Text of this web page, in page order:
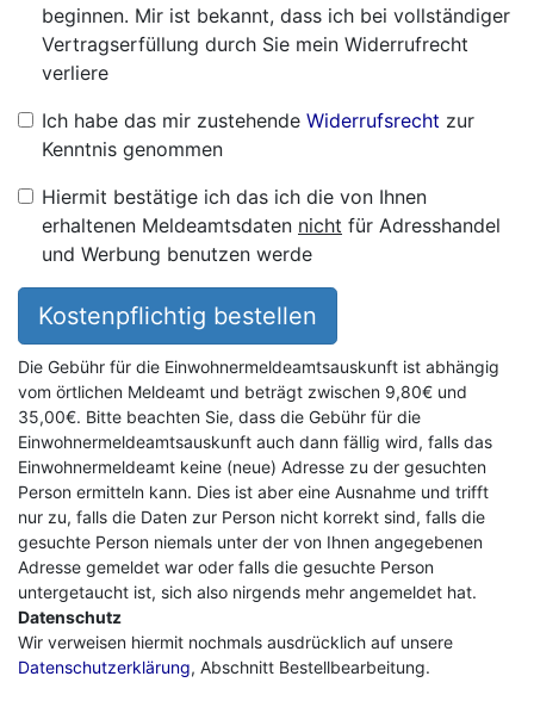
beginnen. Mir ist bekannt, dass ich bei vollständiger
Vertragserfüllung durch Sie mein Widerrufrecht
verliere
Ich habe das mir zustehende Widerrufsrecht zur
Kenntnis genommen
Hiermit bestätige ich das ich die von Ihnen
erhaltenen Meldeamtsdaten nicht für Adresshandel
und Werbung benutzen werde
Kostenpflichtig bestellen
Die Gebühr für die Einwohnermeldeamtsauskunft ist abhängig
vom örtlichen Meldeamt und beträgt zwischen 9,80€ und
35,00€. Bitte beachten Sie, dass die Gebühr für die
Einwohnermeldeamtsauskunft auch dann fällig wird, falls das
Einwohnermeldeamt keine (neue) Adresse zu der gesuchten
Person ermitteln kann. Dies ist aber eine Ausnahme und trifft
nur zu, falls die Daten zur Person nicht korrekt sind, falls die
gesuchte Person niemals unter der von Ihnen angegebenen
Adresse gemeldet war oder falls die gesuchte Person
untergetaucht ist, sich also nirgends mehr angemeldet hat.
Datenschutz
Wir verweisen hiermit nochmals ausdrücklich auf unsere
Datenschutzerklärung, Abschnitt Bestellbearbeitung.